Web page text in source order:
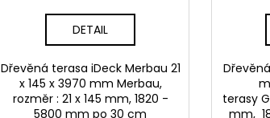
DETAIL
Dřevěná terasa iDeck Merbau 21
x 145 x 3970 mm Merbau,
rozměr : 21 x 145 mm, 1820 -
5800 mm po 30 cm
terasy
mm,